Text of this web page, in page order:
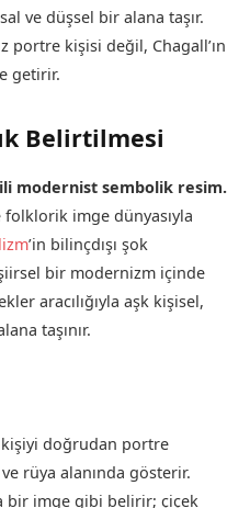
ve düşsel bir alana taşır.
portre kişisi değil, Chagall’ın
getirir.
Belirtilmesi
modernist sembolik resim.
folklorik imge dünyasıyla
’in bilinçdışı şok
bir modernizm içinde
aracılığıyla aşk kişisel,
taşınır.
kişiyi doğrudan portre
rüya alanında gösterir.
bir imge gibi belirir; çiçek